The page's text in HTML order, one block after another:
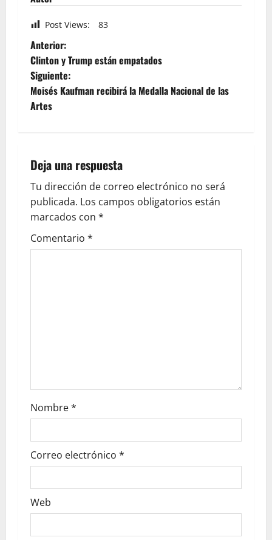
Post Views: 83
Anterior:
Clinton y Trump están empatados
Siguiente:
Moisés Kaufman recibirá la Medalla Nacional de las
Artes
Deja una respuesta
Tu dirección de correo electrónico no será
publicada. Los campos obligatorios están
marcados con *
Comentario *
Nombre*
Correo electrónico *
Web